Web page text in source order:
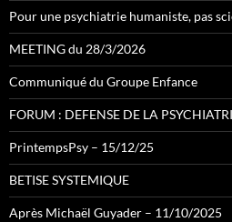
Pour une psychiatrie humaniste, pas
MEETING du 28/3/2026
Communiqué du Groupe Enfance
FORUM : DEFENSE DE LA
PrintempsPsy – 15/12/25
BETISE SYSTEMIQUE
Après Michaël Guyader – 11/10/2025